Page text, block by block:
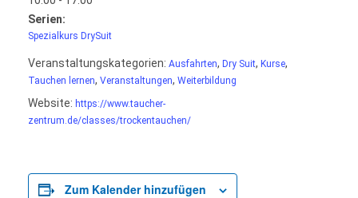
Serien:
Spezialkurs DrySuit
Veranstaltungskategorien: Ausfahrten, Dry Suit, Kurse,
Tauchen lernen, Veranstaltungen, Weiterbildung
Website: https://www.taucher-
zentrum.de/classes/trockentauchen/
Zum Kalender hinzufügen